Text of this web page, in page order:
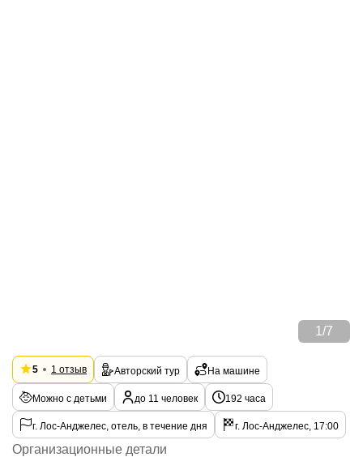
1 /7
5 1 отзыв Авторский тур На машине
Можно с детьми до 11 человек 192 часа
г. Лос-Анджелес, отель, в течение дня г. Лос-Анджелес, 17:00
Организационные детали